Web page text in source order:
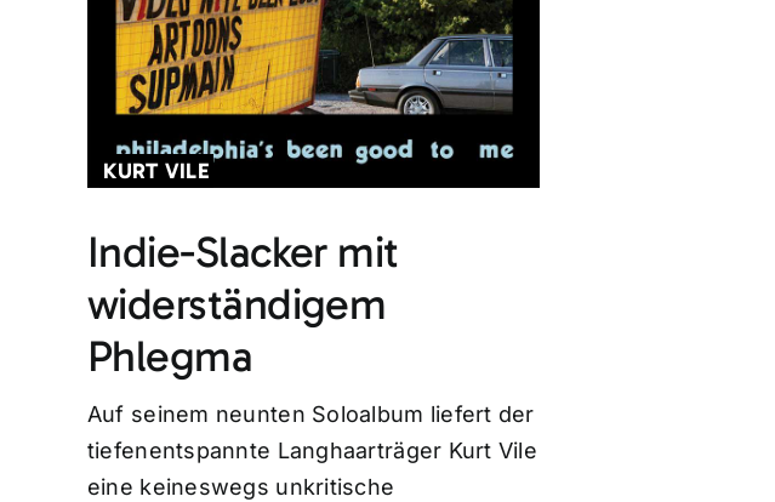
KURT VILE
Indie-Slacker mit
widerständigem
Phlegma
Auf seinem neunten Soloalbum liefert der
tiefenentspannte Langhaarträger Kurt Vile
eine keineswegs unkritische